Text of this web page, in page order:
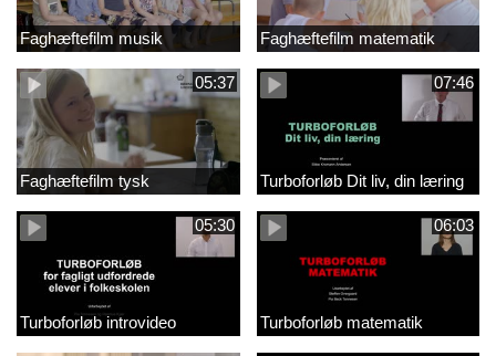
Faghæftefilm musik Faghæftefilm matematik
05:37
Faghæftefilm tysk
07:46
Turboforløb Dit liv, din læring
05:30
Turboforløb introvideo
06:03
Turboforløb matematik